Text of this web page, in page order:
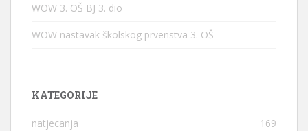
WOW 3. OŠ BJ 3. dio
WOW nastavak školskog prvenstva 3. OŠ
KATEGORIJE
natjecanja 169